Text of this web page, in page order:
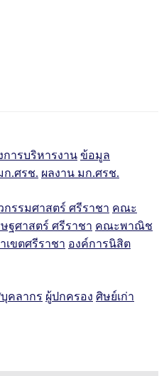
การบริหารงาน ข้อมูล
ก.ศรช. ผลงาน มก.ศรช.
รรมศาสตร์ ศรีราชา คณะ
ฐศาสตร์ ศรีราชา คณะพาณิช
เขตศรีราชา องค์การนิสิต
คลากร ผู้ปกครอง ศิษย์เก่า